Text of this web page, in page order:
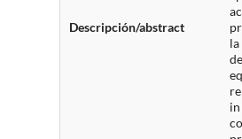
Descripción/abstract